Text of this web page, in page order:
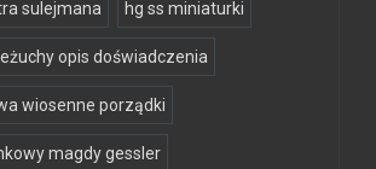
sulejmana hg ss miniaturki
opis doświadczenia
wiosenne porządki
magdy gessler